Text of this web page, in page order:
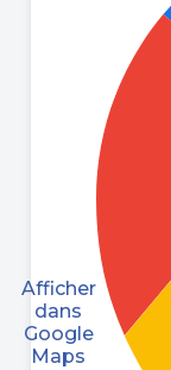
Afficher
dans
Google
Maps